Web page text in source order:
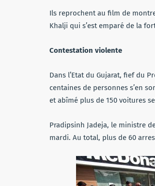
Ils reprochent au film de
Khalji qui s’est emparé de la
Contestation violente
Dans l’Etat du Gujarat, fief du
centaines de personnes s’en
et abîmé plus de 150 voitures
Pradipsinh Jadeja, le ministre
mardi. Au total, plus de 60